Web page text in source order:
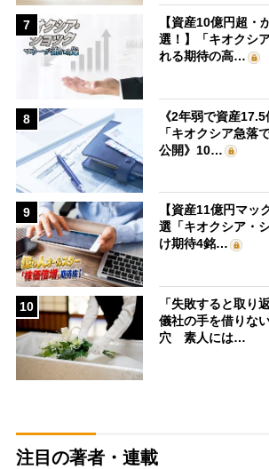
7
【資産10億円超・
選！】「キオクシ
れる期待の高…
8
《2年弱で資産
「キオクシア急落
公開》10…
9
【資産11億円マッ
選「キオクシア・
け期待4銘…
10
「失敗すると取り
儀社の手を借りな
穴 素人には…
注目の著者・連載